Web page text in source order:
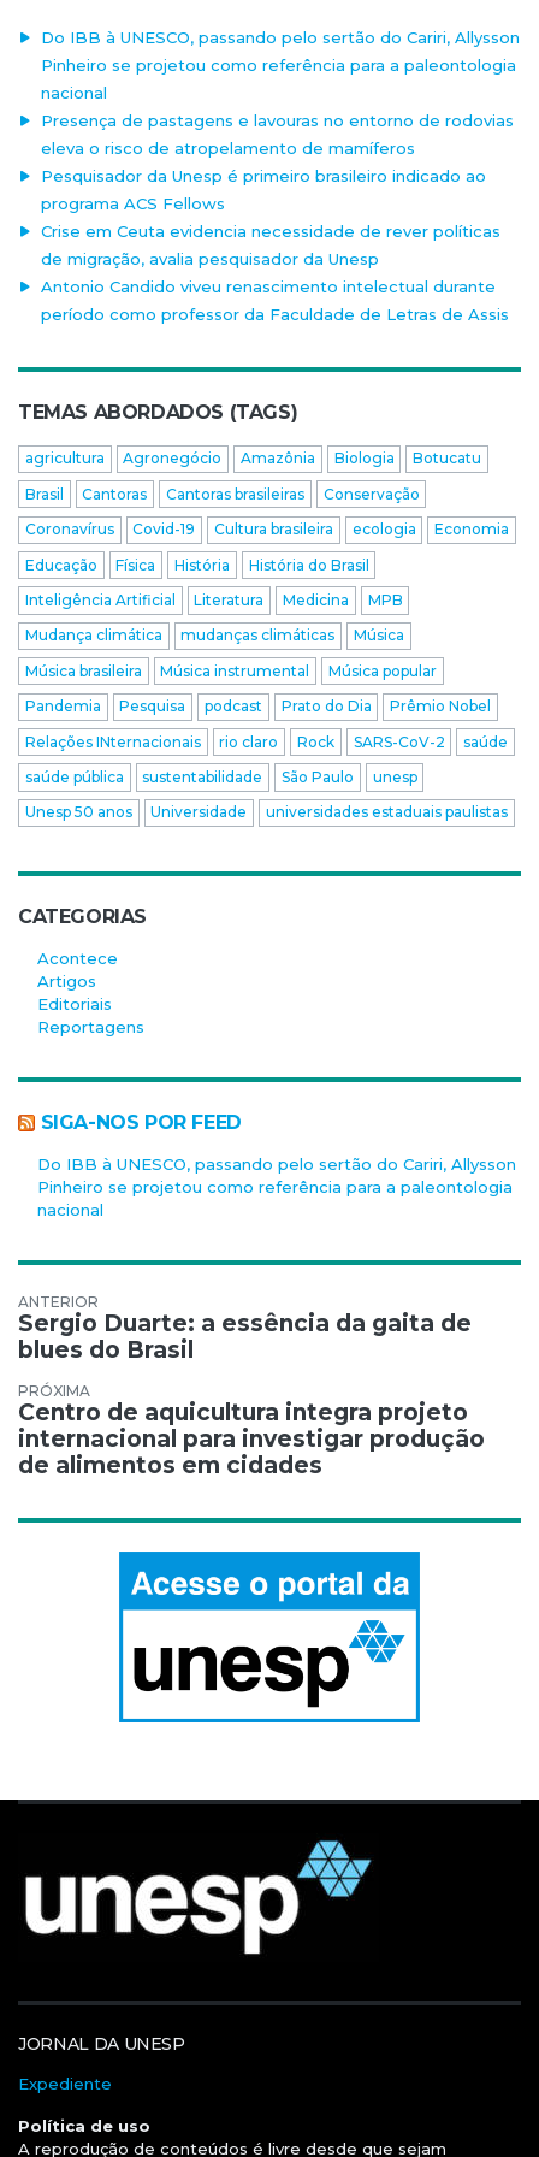
Do IBB à UNESCO, passando pelo sertão do Cariri, Allysson
Pinheiro se projetou como referência para a paleontologia
nacional
Presença de pastagens e lavouras no entorno de rodovias
eleva o risco de atropelamento de mamíferos
Pesquisador da Unesp é primeiro brasileiro indicado ao
programa ACS Fellows
Crise em Ceuta evidencia necessidade de rever políticas
de migração, avalia pesquisador da Unesp
Antonio Candido viveu renascimento intelectual durante
período como professor da Faculdade de Letras de Assis
TEMAS ABORDADOS (TAGS)
agricultura Agronegócio Amazônia Biologia
Botucatu
Brasil
Cantoras Cantoras brasileiras
Conservação
Coronavírus
Covid-19 Cultura brasileira ecologia
Economia
Educação
Física História
História do Brasil
Inteligência Artificial
Literatura Medicina
MPB
Mudança climática
mudanças climáticas
Música
Música brasileira
Música instrumental
Música popular
Pandemia
Pesquisa podcast Prato do Dia
Prêmio Nobel
Relações INternacionais
rio claro Rock SARS-CoV-2
saúde
saúde pública
sustentabilidade São Paulo
unesp
Unesp 50 anos
Universidade universidades estaduais paulistas
CATEGORIAS
Acontece
Artigos
Editoriais
Reportagens
SIGA-NOS POR FEED
Do IBB à UNESCO, passando pelo sertão do Cariri, Allysson
Pinheiro se projetou como referência para a paleontologia
nacional
Navegação de Post
Sergio Duarte: a essência da gaita de
blues do Brasil
Centro de aquicultura integra projeto
internacional para investigar produção
de alimentos em cidades
JORNAL DA UNESP
Expediente
Política de uso
A reprodução de conteúdos é livre desde que sejam